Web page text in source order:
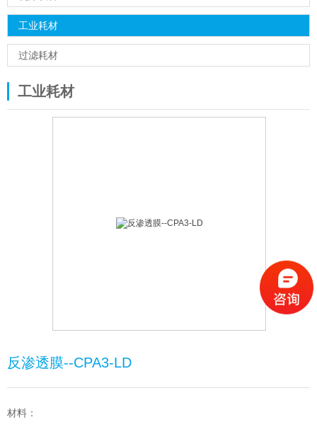
工业耗材
过滤耗材
工业耗材
反渗透膜--CPA3-LD
材料：